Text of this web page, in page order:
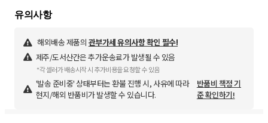
유의사항
해외배송 제품의 관부가세 유의사항 확인 필수!
제주/도서산간은 추가운송료가 발생될 수 있음
*각 셀러가 배송시작 시 추가비용을 요청할 수 있음
'발송 준비중' 상태부터는 환불 진행 시, 사유에 따라
현지/해외 반품비가 발생할 수 있습니다.
반품비 책정 기
준 확인하기!